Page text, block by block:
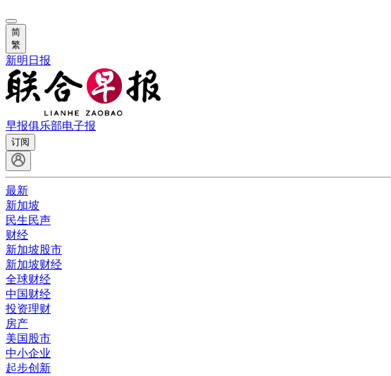
简
繁
新明日报
早报俱乐部电子报
订阅
最新
新加坡
民生民声
财经
新加坡股市
新加坡财经
全球财经
中国财经
投资理财
房产
美国股市
中小企业
起步创新